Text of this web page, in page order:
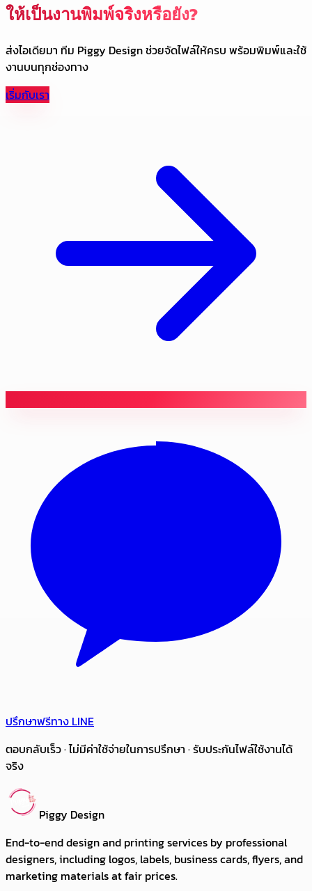
ให้เป็นงานพิมพ์จริงหรือยัง?
ส่งไอเดียมา ทีม Piggy Design ช่วยจัดไฟล์ให้ครบ พร้อมพิมพ์และใช้
งานบนทุกช่องทาง
เริ่มกับเรา
ปรึกษาฟรีทาง LINE
ตอบกลับเร็ว · ไม่มีค่าใช้จ่ายในการปรึกษา · รับประกันไฟล์ใช้งานได้
จริง
Piggy Design
End-to-end design and printing services by professional
designers, including logos, labels, business cards, flyers, and
marketing materials at fair prices.